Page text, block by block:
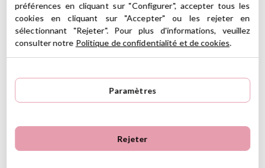
magnifiquement illustrés par Helen Dardik.
Chaque joueur choisit un plateau et les 24 cartes sont placées
face cachée sur la table. Le premier joueur retourne une carte
mémoriser où il est placé, si cela correspond à leur planche.
Dimensions de la boîte : 23,5 cm x 16 cm x 4,5 cm
préférences en cliquant sur "Configurer", accepter tous les
cookies en cliquant sur "Accepter" ou les rejeter en
sélectionnant "Rejeter". Pour plus d'informations, veuillez
consulter notre Politique de confidentialité et de cookies.
Paramètres
Rejeter